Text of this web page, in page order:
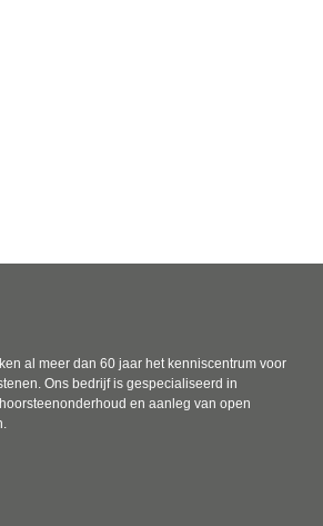
al meer dan 60 jaar het kenniscentrum voor
Ons bedrijf is gespecialiseerd in
en aanleg van open